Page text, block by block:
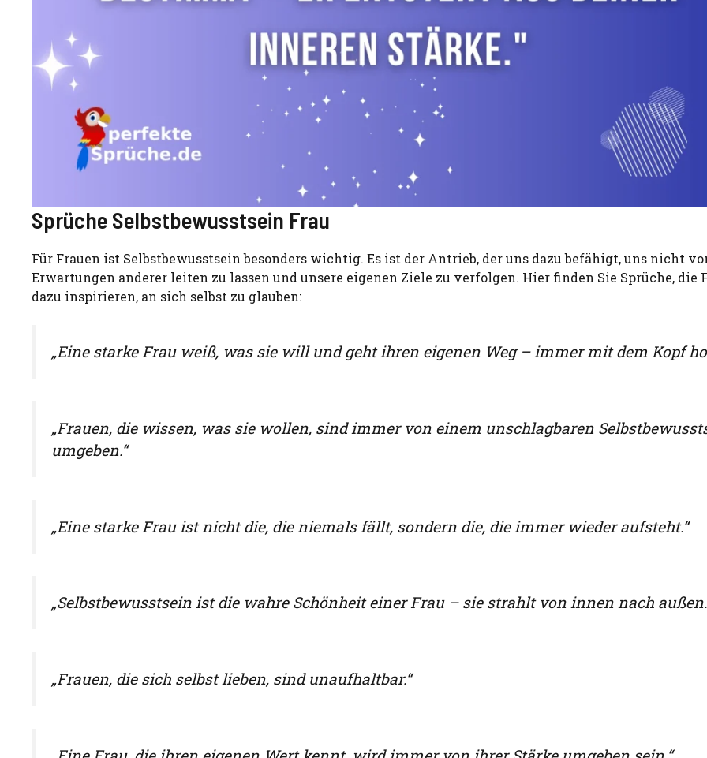
Sprüche Selbstbewusstsein Frau
Für Frauen ist Selbstbewusstsein besonders wichtig. Es ist der Antrieb, der uns dazu befähigt, uns nicht
Erwartungen anderer leiten zu lassen und unsere eigenen Ziele zu verfolgen. Hier finden Sie Sprüche, die
dazu inspirieren, an sich selbst zu glauben:
„Eine starke Frau weiß, was sie will und geht ihren eigenen Weg – immer mit dem Kopf
„Frauen, die wissen, was sie wollen, sind immer von einem unschlagbaren
umgeben.“
„Eine starke Frau ist nicht die, die niemals fällt, sondern die, die immer wieder aufsteht.“
„Selbstbewusstsein ist die wahre Schönheit einer Frau – sie strahlt von innen nach
„Frauen, die sich selbst lieben, sind unaufhaltbar.“